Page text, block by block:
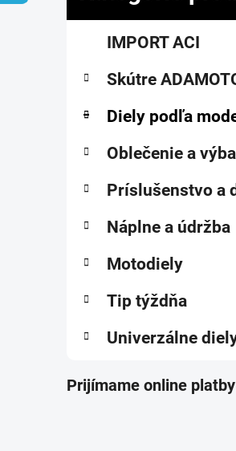
č
kategórieIMPORT ACI
Skútre
Diely podľa
Oblečenie a
Príslušenstvo a
Náplne a údržba
Motodiely
Tip týždňa
Univerzálne
Prijímame online platby